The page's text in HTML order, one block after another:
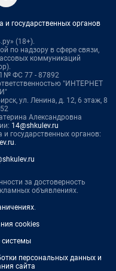
государственных органов
(18+).
по надзору в сфере связи,
коммуникаций
№ ФС 77 - 87892
"ИНТЕРНЕТ
ул. Ленина, д. 12, 6 этаж, 8
Александровна
14@shkulev.ru
государственных органов:
.
за достоверность
объявлениях.
.
cookies
системы
персональных данных и
сайта